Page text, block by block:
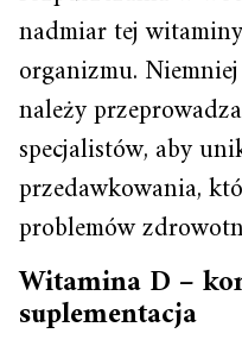
nadmiar tej
organizmu.
należy
specjalistów, aby
przedawkowania,
problemów
Witamina D –
suplementacja